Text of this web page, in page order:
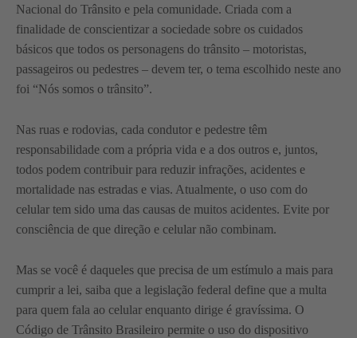
Nacional do Trânsito e pela comunidade. Criada com a
finalidade de conscientizar a sociedade sobre os cuidados
básicos que todos os personagens do trânsito – motoristas,
passageiros ou pedestres – devem ter, o tema escolhido neste ano
foi “Nós somos o trânsito”.
Nas ruas e rodovias, cada condutor e pedestre têm
responsabilidade com a própria vida e a dos outros e, juntos,
todos podem contribuir para reduzir infrações, acidentes e
mortalidade nas estradas e vias. Atualmente, o uso com do
celular tem sido uma das causas de muitos acidentes. Evite por
consciência de que direção e celular não combinam.
Mas se você é daqueles que precisa de um estímulo a mais para
cumprir a lei, saiba que a legislação federal define que a multa
para quem fala ao celular enquanto dirige é gravíssima. O
Código de Trânsito Brasileiro permite o uso do dispositivo